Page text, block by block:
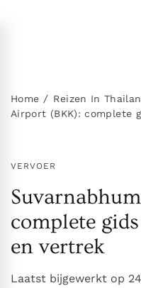
expert-tips,
over vervoer,
Home Reizen In
Airport (BKK): complete
VERVOER
complete
en vertrek
Laatst bijgewerkt op